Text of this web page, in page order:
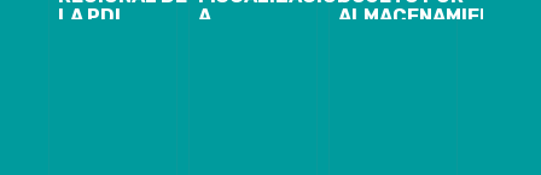
LA PDI
A
ALMACENAMIENTO